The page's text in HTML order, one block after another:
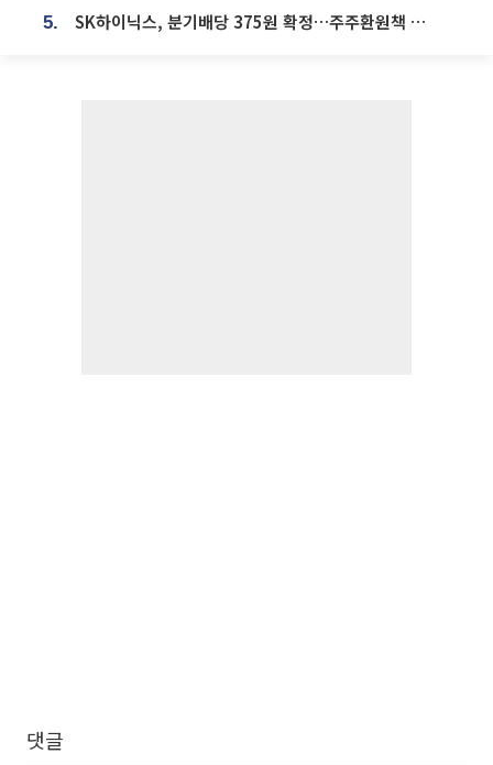
5. SK하이닉스, 분기배당 375원 확정…주주환원책 9월로 앞당겨 발표
댓글